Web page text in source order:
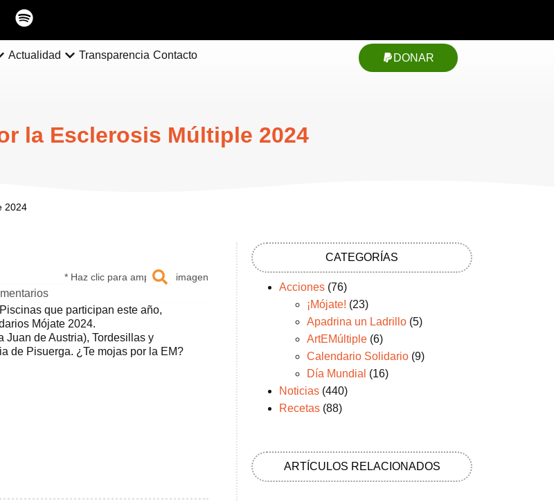
Actualidad Transparencia Contacto DONAR
la Esclerosis Múltiple 2024
2024
* Haz clic para ampliar la imagen
que participan este año,
Mójate 2024.
de Austria), Tordesillas y
de Pisuerga. ¿Te mojas por la EM?
CATEGORÍAS
Acciones(76)
¡Mójate! (23)
Apadrina un Ladrillo(5)
ArtEMúltiple(6)
Calendario Solidario(9)
Día Mundial (16)
Noticias(440)
Recetas(88)
ARTÍCULOS RELACIONADOS